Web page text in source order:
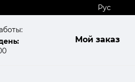
Рус
Мой заказ